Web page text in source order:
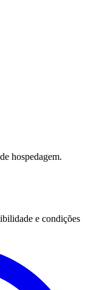
hospedagem.
e condições